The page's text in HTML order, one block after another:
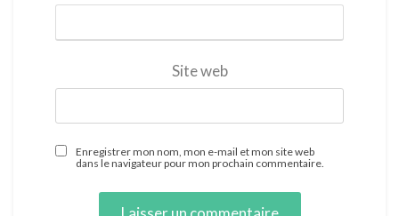
Site web
Enregistrer mon nom, mon e-mail et mon site web
dans le navigateur pour mon prochain commentaire.